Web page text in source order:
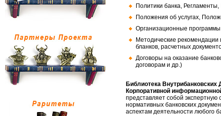
Политики банка,
Положения об услугах,
Организационные
Методические
бланков, расчетных
Договоры на оказание
договорам и др.)
Библиотека
Корпоративной
представляет собой экспертную
нормативных банковских
аспектам деятельности любого